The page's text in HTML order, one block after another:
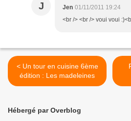
J Jen 01/11/2011 19:24
<br /> <br /> voui voui
< Un tour en cuisine 6ème
édition : Les madeleines
Hébergé par Overblog